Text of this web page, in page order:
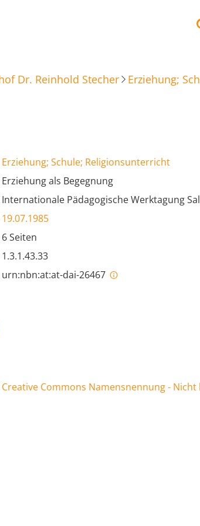
Dr. Reinhold Stecher Erziehung;
Erziehung; Schule; Religionsunterricht
Erziehung als Begegnung
Internationale Pädagogische Werktagung
19.07.1985
6 Seiten
1.3.1.43.33
urn:nbn:at:at-dai-26467
Creative Commons Namensnennung -